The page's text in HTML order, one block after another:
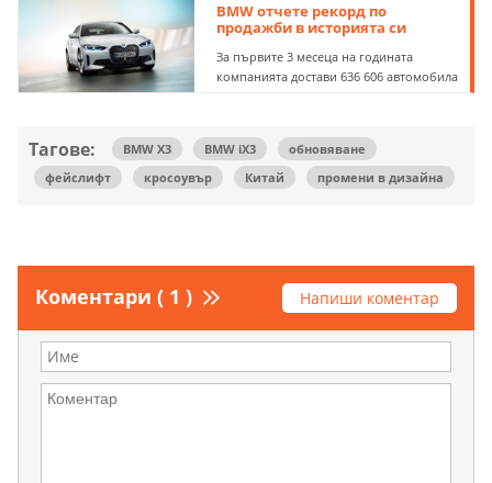
BMW отчете рекорд по
продажби в историята си
За първите 3 месеца на годината
компанията достави 636 606 автомобила
Тагове: BMW X3 BMW iX3
обновяване
фейслифт
кросоувър Китай промени в дизайна
Коментари ( 1 ) Напиши коментар